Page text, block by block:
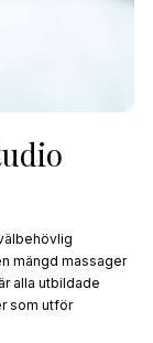
mängd massager
alla utbildade
som utför